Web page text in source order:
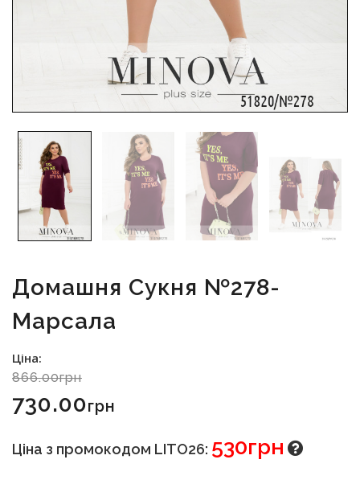
Домашня Сукня №278-
Марсала
Ціна:
866.00грн
730.00Грн
Ціна з промокодом LITO26: 530грн